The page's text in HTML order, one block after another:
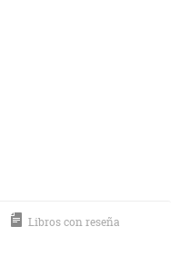
Libros con reseña